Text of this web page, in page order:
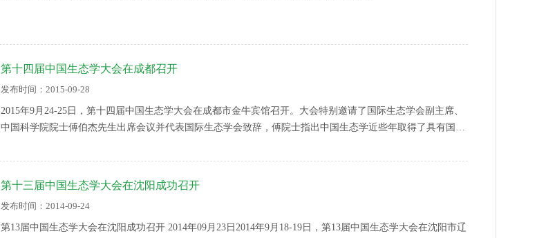
第十四届中国生态学大会在成都召开
发布时间：2015-09-28
2015年9月24-25日，第十四届中国生态学大会在成都市金牛宾馆召开。大会特别邀请了国际生态学会副主席、
中国科学院院士傅伯杰先生出席会议并代表国际生态学会致辞，傅院士指出中国生态学近些年取得了具有国际
国生态学学会刘世荣理事长代表大会主办单位致辞，他简要总结了中国生态学学会上届大会以来的主要工作和
成绩，强调了在新形势下，中国生态学学会应不断增强责任感、使命感和紧迫感，推动各项工作的发展。
第十三届中国生态学大会在沈阳成功召开
发布时间：2014-09-24
第13届中国生态学大会在沈阳成功召开 2014年09月23日2014年9月18-19日，第13届中国生态学大会在沈阳市辽